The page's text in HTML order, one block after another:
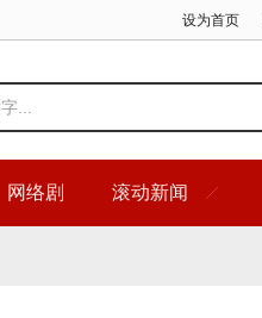
设为首页
网络剧 滚动新闻